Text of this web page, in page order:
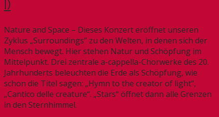
I)
Nature and Space – Dieses Konzert eröffnet unseren
Zyklus „Surroundings“ zu den Welten, in denen sich der
Mensch bewegt. Hier stehen Natur und Schöpfung im
Mittelpunkt. Drei zentrale a-cappella-Chorwerke des 20.
Jahrhunderts beleuchten die Erde als Schöpfung, wie
schon die Titel sagen: „Hymn to the creator of light“,
„Cantico delle creature“. „Stars“ öffnet dann alle Grenzen
in den Sternhimmel.